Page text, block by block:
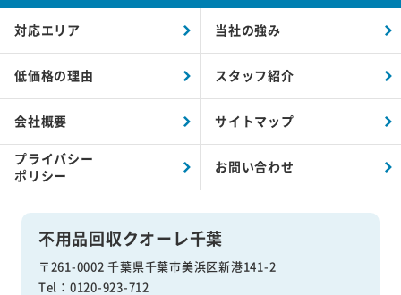
不用品回収クオーレ千葉
〒261-0002 千葉県千葉市美浜区新港141-2
Tel：0120-923-712
対応エリア 当社の強み
低価格の理由 スタッフ紹介
会社概要 サイトマップ
プライバシー
ポリシー
お問い合わせ